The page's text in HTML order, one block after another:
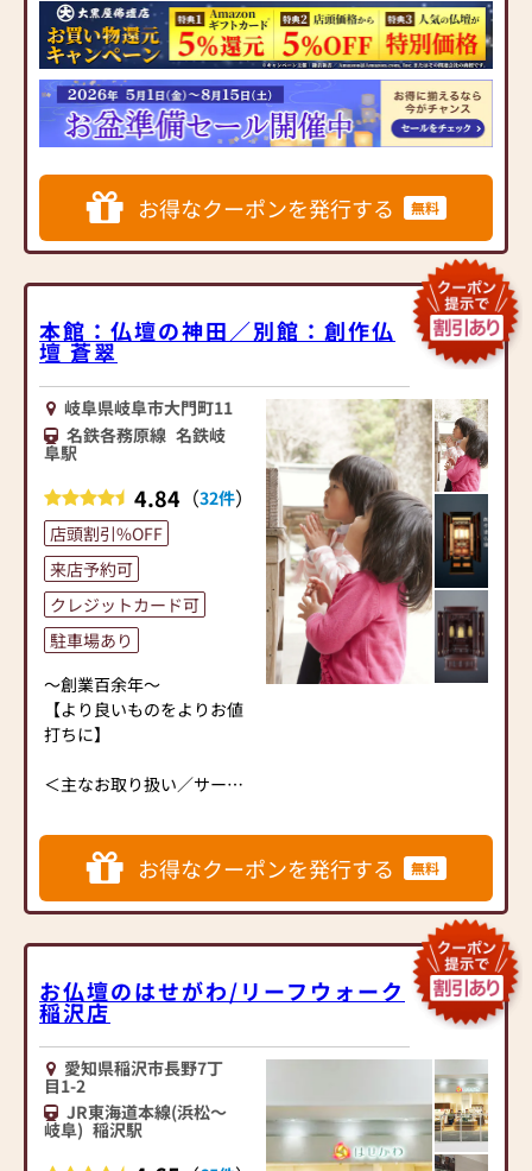
申込ください)
●お電話(ご相談や商品のご
注文を承ります。お電話時
に「いい仏壇を見た」とお
伝えください)
●訪問(はせがわの専門スタ
のお手続きを致します)
≪お仏壇のはせがわよりお
「仏壇や仏具をお探しでし
わにお越しください。当店
は幅広い品揃えとリーズナ
ブルな価格でお客様をお迎
えしています。
仏壇には様々な種類がござ
います。伝統的な木製の仏
壇やモダンなデザインの仏
壇、またコンパクトなサイ
ズの仏壇など、お客様のご
要望に合わせて選ぶことが
できます。仏壇の素材や彫
刻、仏像の種類も豊富にご
用意しておりますので、心
を見つけていただけます。
さらに、仏具も充実してお
ります。位牌や線香、ろう
のセットや個別のアイテム
お好みやご自宅のお仏壇に
合わせて、お求めいただけ
ます。
協せず、お求めやすい価格
を実現しています。お客様
うな耐久性のある商品を取
り扱っておりますので、安
心してお買い物をお楽しみ
いただけます。
【大型駐車場完備】
内いたします。小さなこと
もお気軽にご相談くださ
い。
愛知県岐阜県下に5店舗を展
開する新聞広告でもおなじ
伝統的な金仏壇や黒檀仏壇
から、現代的な雰囲気の家
具調仏壇(モダン仏壇)まで多
を誇り、お客様のご供養の
想いに合ったお仏壇探しを
知識豊富なスタッフが丁寧
にお手伝いさせていただき
ます。
お客様からのご支持のお陰
様で年間仏壇成約数が約
1300本を誇っています。
◆ショップポリシー◆
・安心してお仏壇選びをし
ていただけますように展示
のお仏壇すべてに品質と生
産地の表示を行っていま
す。
心良質なお仏壇だけを取り
扱っており、国産品比率に
も圧倒的な自信がありま
・製造職人から大型店なら
けているためお客様にお値
打ちにお届けできます。
・弊社が企画したお仏壇が
中小企業庁長官賞受賞を受
賞するなど、オンリーワン
います。創業時からのモノ
作りの精神を今も大切に守
・仏事のプロ「仏事コーデ
ィネーター資格」を持った
スタッフがお客様の想いに
合ったお仏壇やご供養の仕
方をご案内させていただき
お得なクーポンを発行する 無料
本館：仏壇の神田／別館：創作仏
壇 蒼翠
岐阜県岐阜市大門町11
名鉄各務原線 名鉄岐
阜駅
4.84 （32件）
店頭割引%OFF
来店予約可
クレジットカード可
駐車場あり
～創業百余年～
【より良いものをよりお値
打ちに】
＜主なお取り扱い／サービ
・伝統的塗仏壇
・伝統的唐木仏壇
・現代仏壇／モダン仏壇
・仏具
・納骨案内／霊園紹介
日本の「工芸」と「心」が
交差するお仏壇は特別で
す。
だからこそお仏壇専門店と
お得なクーポンを発行する 無料
お仏壇のはせがわ/リーフウォーク
稲沢店
愛知県稲沢市長野7丁
目1-2
JR東海道本線(浜松～
岐阜) 稲沢駅